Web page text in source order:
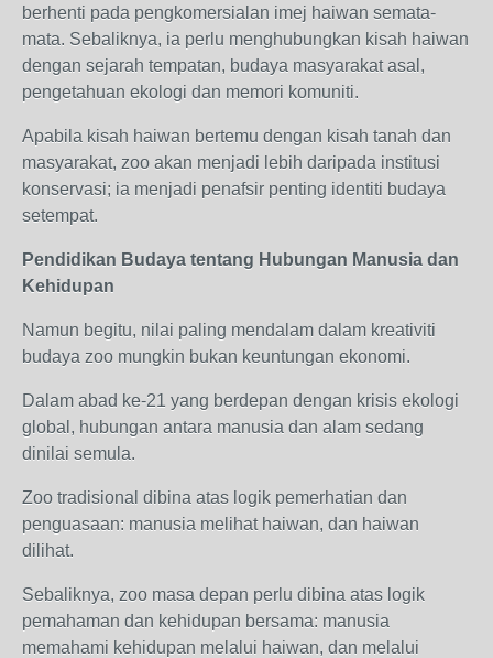
berhenti pada pengkomersialan imej haiwan semata-
mata. Sebaliknya, ia perlu menghubungkan kisah haiwan
dengan sejarah tempatan, budaya masyarakat asal,
pengetahuan ekologi dan memori komuniti.
Apabila kisah haiwan bertemu dengan kisah tanah dan
masyarakat, zoo akan menjadi lebih daripada institusi
konservasi; ia menjadi penafsir penting identiti budaya
setempat.
Pendidikan Budaya tentang Hubungan Manusia dan
Kehidupan
Namun begitu, nilai paling mendalam dalam kreativiti
budaya zoo mungkin bukan keuntungan ekonomi.
Dalam abad ke-21 yang berdepan dengan krisis ekologi
global, hubungan antara manusia dan alam sedang
dinilai semula.
Zoo tradisional dibina atas logik pemerhatian dan
penguasaan: manusia melihat haiwan, dan haiwan
dilihat.
Sebaliknya, zoo masa depan perlu dibina atas logik
pemahaman dan kehidupan bersama: manusia
memahami kehidupan melalui haiwan, dan melalui